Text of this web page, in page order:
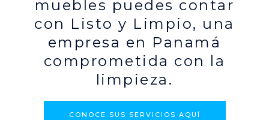
muebles puedes contar
con Listo y Limpio, una
empresa en Panamá
comprometida con la
limpieza.
CONOCE SUS SERVICIOS AQUÍ